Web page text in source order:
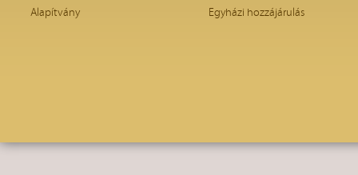
Alapítvány Egyházi hozzájárulás